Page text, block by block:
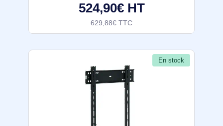
524,90€ HT
629,88€ TTC
En stock